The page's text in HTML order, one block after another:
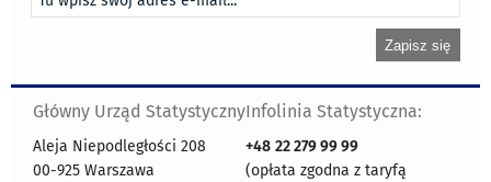
Główny Urząd Statystyczny
Aleja Niepodległości 208
00-925 Warszawa
Infolinia Statystyczna:
+48 22 279 99 99
(opłata zgodna z taryfą